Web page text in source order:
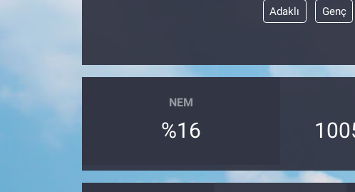
Adaklı Genç
NEM
%16